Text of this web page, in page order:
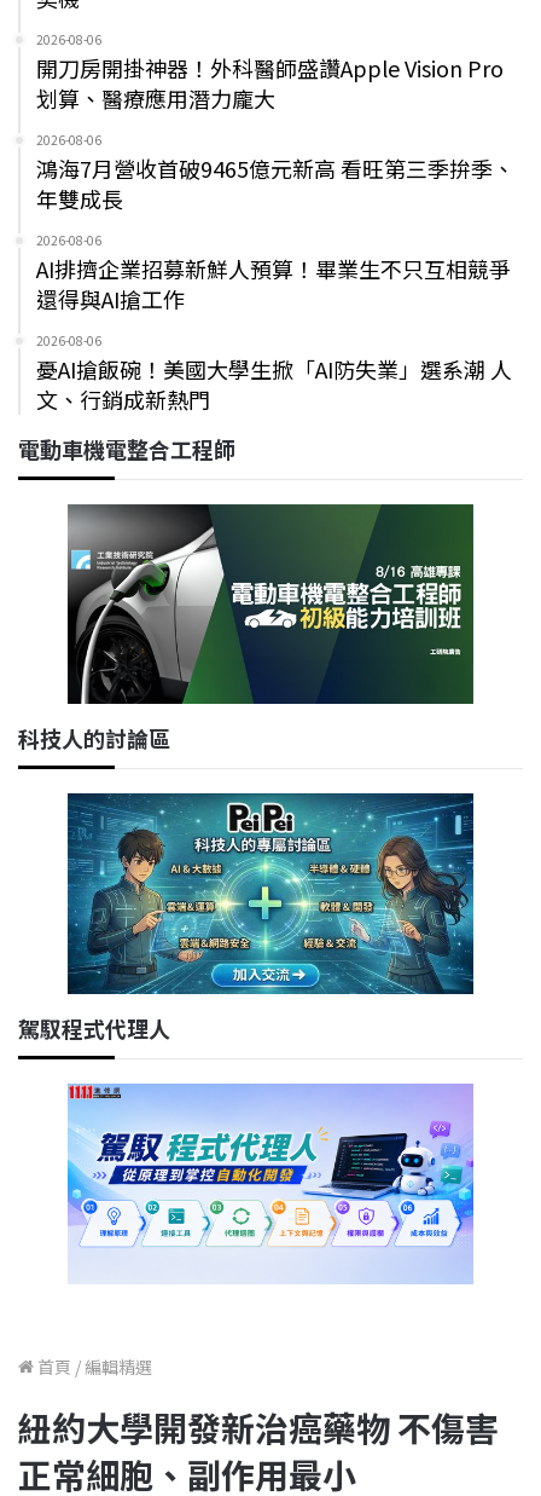
2026-08-06
開刀房開掛神器！外科醫師盛讚Apple Vision Pro
划算、醫療應用潛力龐大
2026-08-06
鴻海7月營收首破9465億元新高 看旺第三季拚季、
年雙成長
2026-08-06
AI排擠企業招募新鮮人預算！畢業生不只互相競爭
還得與AI搶工作
2026-08-06
憂AI搶飯碗！美國大學生掀「AI防失業」選系潮 人
文、行銷成新熱門
電動車機電整合工程師
科技人的討論區
駕馭程式代理人